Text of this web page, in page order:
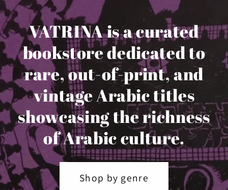
VATRINA is a curated
bookstore dedicated to
rare, out-of-print, and
vintage Arabic titles
showcasing the richness
of Arabic culture.
Shop by genre